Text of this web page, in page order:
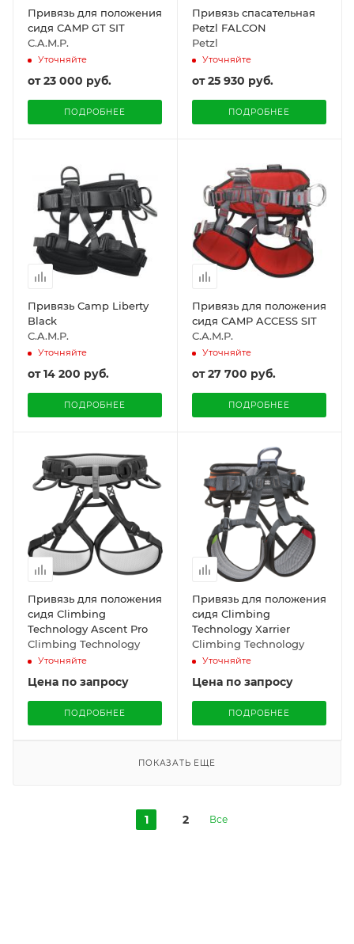
Привязь для положения
сидя CAMP GT SIT
C.A.M.P.
Уточняйте
от23 000 руб.
ПОДРОБНЕЕ
Привязь спасательная
Petzl FALCON
Petzl
Уточняйте
от25 930 руб.
ПОДРОБНЕЕ
Привязь Camp Liberty
Black
C.A.M.P.
Уточняйте
от14 200 руб.
ПОДРОБНЕЕ
Привязь для положения
сидя CAMP ACCESS SIT
C.A.M.P.
Уточняйте
от27 700 руб.
ПОДРОБНЕЕ
Привязь для положения
сидя Climbing
Technology Ascent Pro
Climbing Technology
Уточняйте
Цена по запросу
ПОДРОБНЕЕ
Привязь для положения
сидя Climbing
Technology Xarrier
Climbing Technology
Уточняйте
Цена по запросу
ПОДРОБНЕЕ
ПОКАЗАТЬ ЕЩЕ
1 2 Все